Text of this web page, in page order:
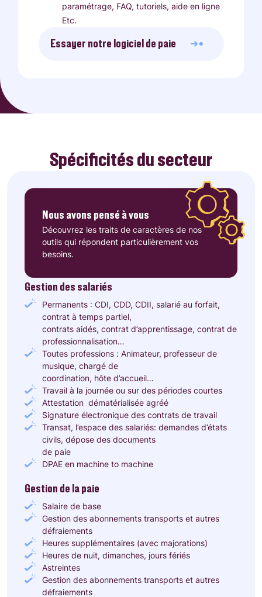
paramétrage, FAQ, tutoriels, aide en ligne
Etc.
Essayer notre logiciel de paie
Spécificités du secteur
Nous avons pensé à vous
Découvrez les traits de caractères de nos
outils qui répondent particulièrement vos
besoins.
Gestion des salariés
Permanents : CDI, CDD, CDII, salarié au forfait,
contrat à temps partiel,
contrats aidés, contrat d’apprentissage, contrat de
professionnalisation…
Toutes professions : Animateur, professeur de
musique, chargé de
coordination, hôte d’accueil…
Travail à la journée ou sur des périodes courtes
Attestation dématérialisée agréé
Signature électronique des contrats de travail
Transat, l’espace des salariés: demandes d’états
civils, dépose des documents
de paie
DPAE en machine to machine
Gestion de la paie
Salaire de base
Gestion des abonnements transports et autres
défraiements
Heures supplémentaires (avec majorations)
Heures de nuit, dimanches, jours fériés
Astreintes
Gestion des abonnements transports et autres
défraiements